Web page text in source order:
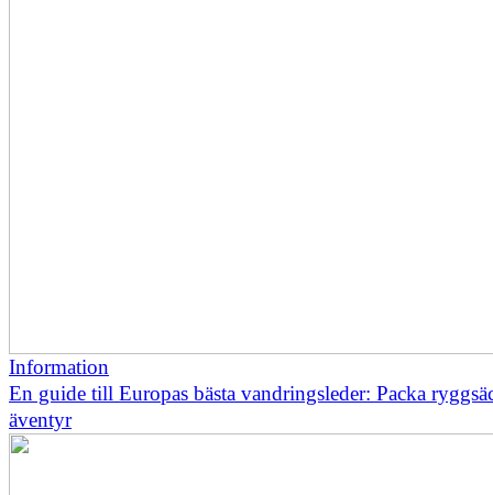
Information
En guide till Europas bästa vandringsleder: Packa
äventyr